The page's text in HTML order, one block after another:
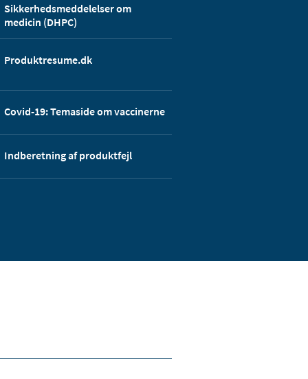
Sikkerhedsmeddelelser om
medicin (DHPC)
Produktresume.dk
Covid-19: Temaside om vaccinerne
Indberetning af produktfejl